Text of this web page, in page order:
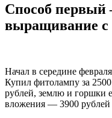
Способ первый
выращивание с
Начал в середине
Купил фитолампу за
рублей, землю и горшки
вложения — 3900 рублей